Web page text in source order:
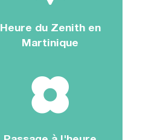
Heure du Zenith en
Martinique